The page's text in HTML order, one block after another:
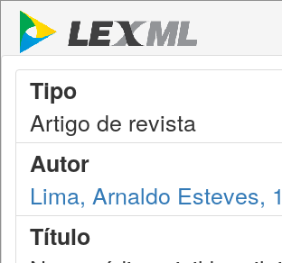
Tipo
Artigo de revista
Autor
Lima, Arnaldo Esteves,
Título